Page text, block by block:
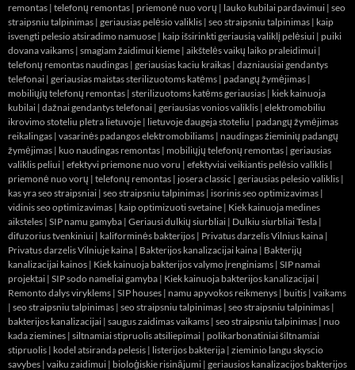
remontas | telefonų remontas | priemonė nuo vorų | lauko kubilai pardavimui | seo
straipsniu talpinimas | geriausias pelėsio valiklis | seo straipsniu talpinimas | kaip
isvengti pelesio atsiradimo namuose | kaip išsirinkti geriausią valiklį pelėsiui | puiki
dovana vaikams | smagiam žaidimui kieme | aikštelės vaikų laiko praleidimui |
telefonų remontas naudingas | geriausias kaciu kraikas | dazniausiai gendantys
telefonai | geriausias maistas sterilizuotoms katėms | padangų žymėjimas |
mobiliųjų telefonų remontas | sterilizuotoms katėms geriausias | kiek kainuoja
kubilai | dažnai gendantys telefonai | geriausias vonios valiklis | elektromobiliu
ikrovimo stoteliu pletra lietuvoje | lietuvoje daugeja stoteliu | padangų žymėjimas
reikalingas | vasarinės padangos elektromobiliams | naudingas žieminių padangų
žymėjimas | kuo naudingas remontas | mobiliųjų telefonų remontas | geriausias
valiklis peliui | efektyvi priemone nuo voru | efektyviai veikiantis pelėsio valiklis |
priemonė nuo vorų | telefonų remontas | josera classic | geriausias pelesio valiklis |
kas yra seo straipsniai | seo straipsniu talpinimas | isorinis seo optimizavimas |
vidinis seo optimizavimas | kaip optimizuoti svetaine | Kiek kainuoja medines
aiksteles | SIP namu gamyba | Geriausi dulkių siurbliai | Dulkiu siurbliai Tesla |
difuzorius tvenkiniui | kaliforminės bakterijos | Privatus darzelis Vilnius kaina |
Privatus darzelis Vilniuje kaina | Bakterijos kanalizacijai kaina | Bakterijų
kanalizacijai kainos | Kiek kainuoja bakterijos valymo įrenginiams | SIP namai
projektai | SIP sodo nameliai gamyba | Kiek kainuoja bakterijos kanalizacijai |
Remonto dalys viryklems | SIP houses | namu apyvokos reikmenys | buitis | vaikams
| seo straipsniu talpinimas | seo straipsniu talpinimas | seo straipsniu talpinimas |
bakterijos kanalizacijai | saugus zaidimas vaikams | seo straipsniu talpinimas | nuo
kada ziemines | siltnamiai stipruolis atsiliepimai | polikarbonatiniai šiltnamiai
stipruolis | kodel atsiranda pelesis | listerijos bakterija | zieminio langu skyscio
savybes | vaiku zaidimui | bioloģiskie risinājumi | geriausios kanalizacijos bakterijos